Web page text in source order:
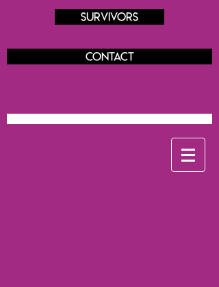
Survivors
Contact